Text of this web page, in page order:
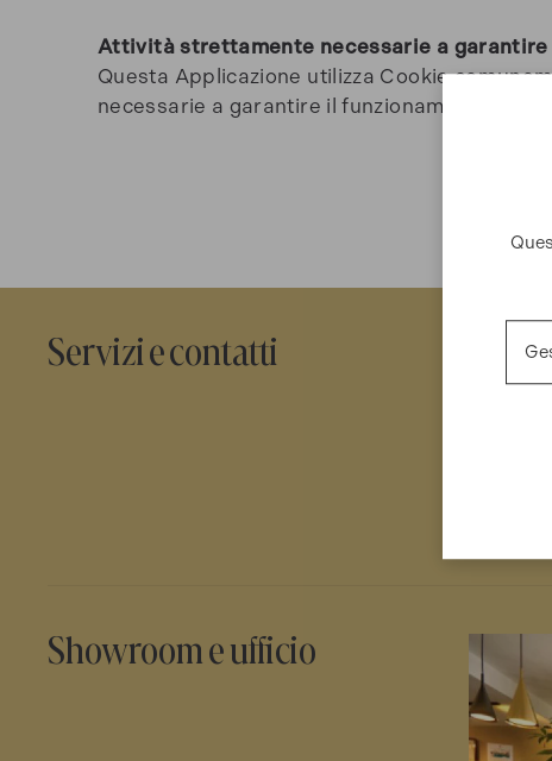
Attività strettamente necessarie a
Questa Applicazione utilizza Cookie
necessarie a garantire il funzionamento o la
Servizi e contatti
SERVIZI
Showroom e ufficio